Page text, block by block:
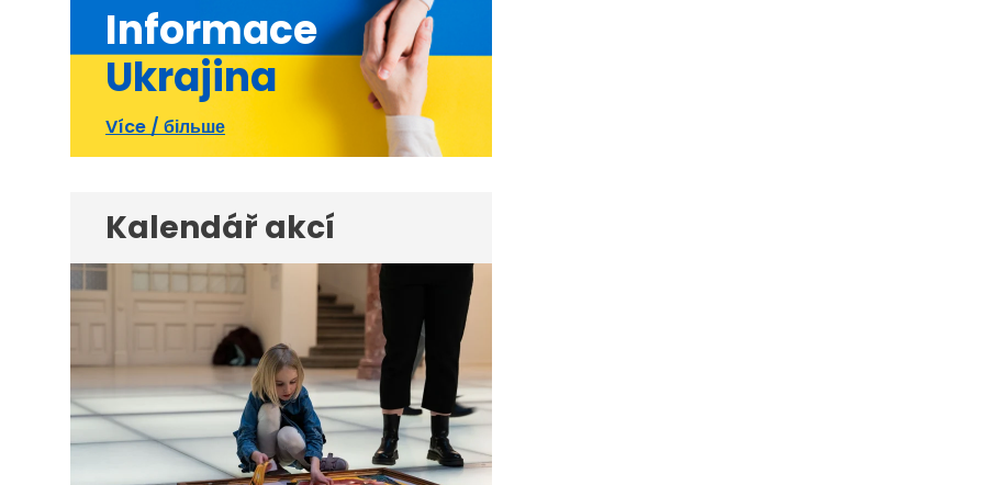
Informace
Ukrajina
Více / більше
Kalendář akcí